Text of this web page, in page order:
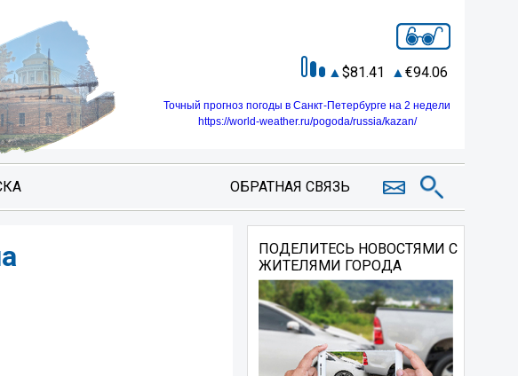
81.41 94.06
Точный прогноз погоды в Санкт-Петербурге на 2 недели
https://world-weather.ru/pogoda/russia/kazan/
ОБРАТНАЯ СВЯЗЬ
ПОДЕЛИТЕСЬ НОВОСТЯМИ С
ЖИТЕЛЯМИ ГОРОДА